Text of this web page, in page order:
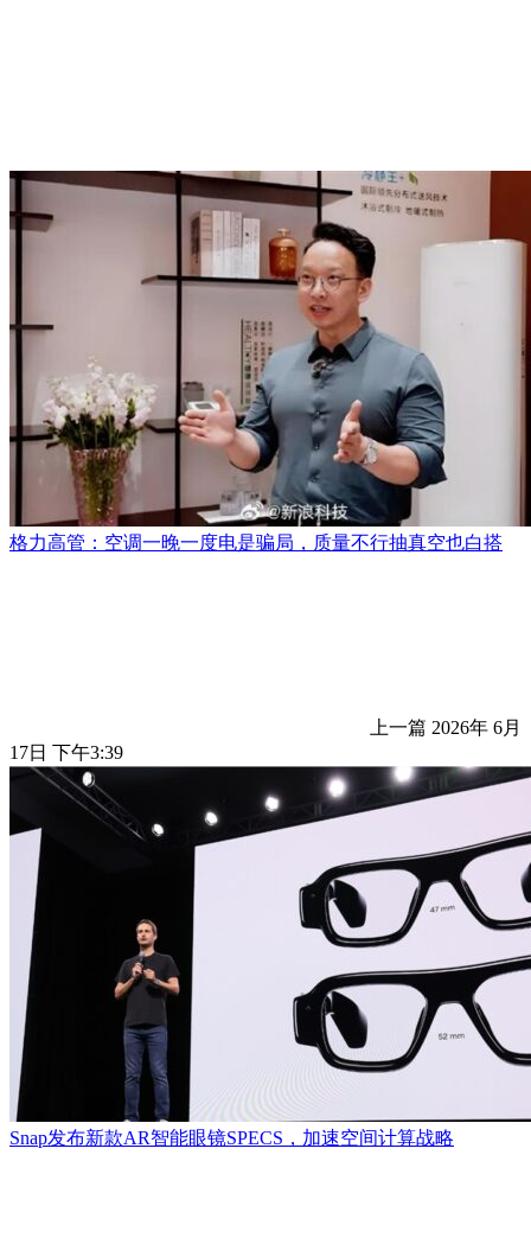
格力高管：空调一晚一度电是骗局，质量不行抽真空也白搭
上一篇 2026年 6月
17日 下午3:39
Snap发布新款AR智能眼镜SPECS，加速空间计算战略